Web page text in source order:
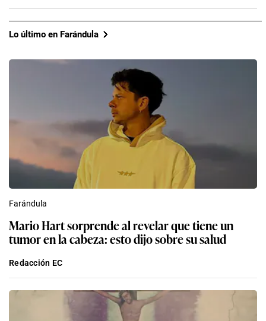
Lo último en Farándula
Farándula
Mario Hart sorprende al revelar que tiene un
tumor en la cabeza: esto dijo sobre su salud
Redacción EC